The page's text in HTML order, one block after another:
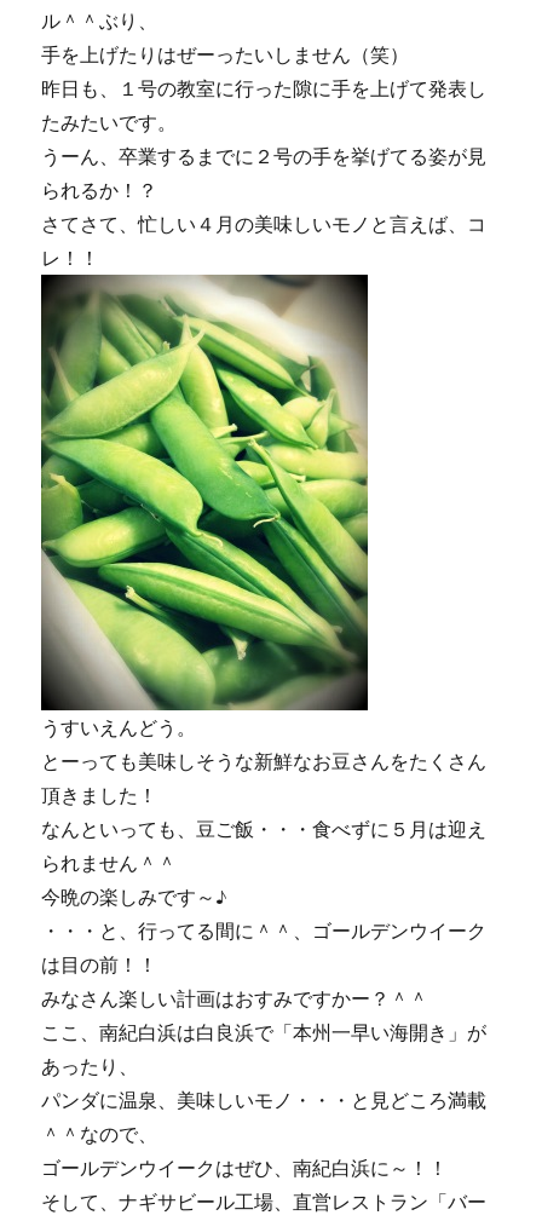
ル＾＾ぶり、
手を上げたりはぜーったいしません（笑）
昨日も、１号の教室に行った隙に手を上げて発表し
たみたいです。
うーん、卒業するまでに２号の手を挙げてる姿が見
られるか！？
さてさて、忙しい４月の美味しいモノと言えば、コ
レ！！
うすいえんどう。
とーっても美味しそうな新鮮なお豆さんをたくさん
頂きました！
なんといっても、豆ご飯・・・食べずに５月は迎え
られません＾＾
今晩の楽しみです～♪
・・・と、行ってる間に＾＾、ゴールデンウイーク
は目の前！！
みなさん楽しい計画はおすみですかー？＾＾
ここ、南紀白浜は白良浜で「本州一早い海開き」が
あったり、
パンダに温泉、美味しいモノ・・・と見どころ満載
＾＾なので、
ゴールデンウイークはぜひ、南紀白浜に～！！
そして、ナギサビール工場、直営レストラン「バー